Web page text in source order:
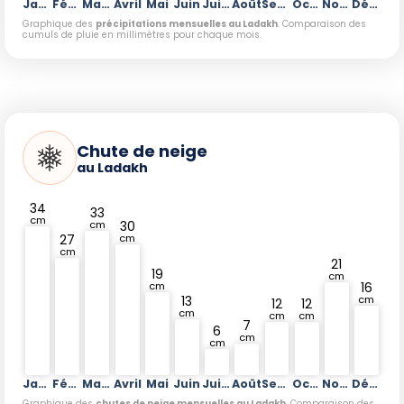
Janvier Février Mars Avril Mai Juin JuilletAoût Septembre Octobre Novembre Décembre
Graphique des précipitations mensuelles au Ladakh. Comparaison des
cumuls de pluie en millimètres pour chaque mois.
Chute de neige
au Ladakh
Janvier
34
cm
Février
27
cm
Mars
33
cm
Avril
30
cm
Mai
19
cm
Juin
13
cm
Juillet
6
cm
Août
7
cm
Septembre
12
cm
Octobre
12
cm
Novembre
21
cm
Décembre
16
cm